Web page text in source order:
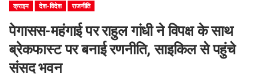
क्राइम देश-विदेश राजनीति
पेगासस-महंगाई पर राहुल गांधी ने विपक्ष के साथ
ब्रेकफास्ट पर बनाई रणनीति, साइकिल से पहुंचे
संसद भवन